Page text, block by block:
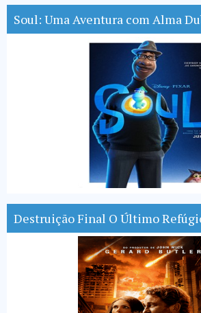
Soul: Uma Aventura com Alma
Destruição Final O Último